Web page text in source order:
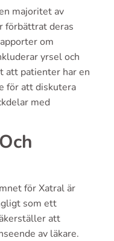
majoritet av
förbättrat deras
om
yrsel och
att patienter har en
för att diskutera
med
för Xatral är
som ett
att
av läkare.